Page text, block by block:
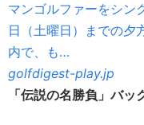
マンゴルファーをシン
日（土曜日）までの夕
内で、も…
golfdigest-play.jp
「伝説の名勝負」バ